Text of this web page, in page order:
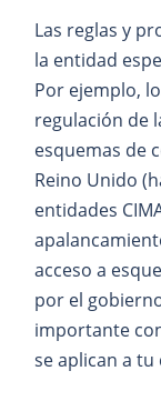
Las reglas y
la entidad
Por ejemplo,
regulación de
esquemas de
Reino Unido
entidades
acceso a
por el
importante
se aplican a tu